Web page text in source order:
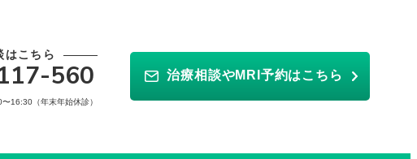
はこちら
560
16:30（年末年始休診）
治療相談やMRI予約はこちら